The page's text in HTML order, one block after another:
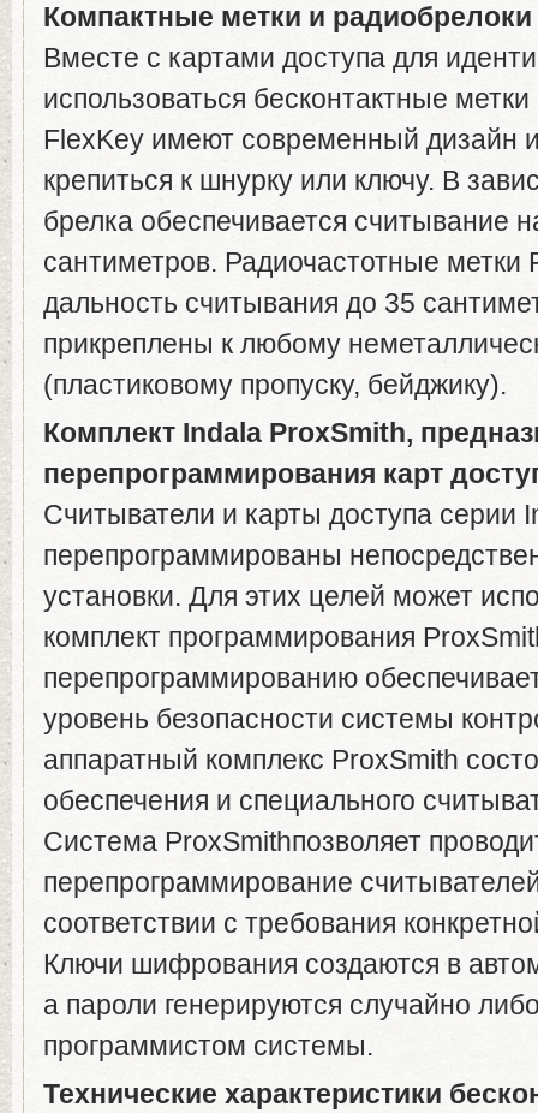
Компактные метки и радиобрелоки
Вместе с картами доступа для
использоваться бесконтактные
FlexKey имеют современный дизайн
крепиться к шнурку или ключу. В
брелка обеспечивается считывание
сантиметров. Радиочастотные метки
дальность считывания до 35
прикреплены к любому
(пластиковому пропуску, бейджику).
Комплект Indala ProxSmith,
перепрограммирования карт
Считыватели и карты доступа серии
перепрограммированы
установки. Для этих целей может
комплект программирования
перепрограммированию
уровень безопасности системы
аппаратный комплекс ProxSmith
обеспечения и специального
Система ProxSmithпозволяет
перепрограммирование
соответствии с требования
Ключи шифрования создаются в
а пароли генерируются случайно
программистом системы.
Технические характеристики